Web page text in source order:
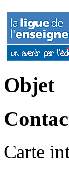
Objet
Carte